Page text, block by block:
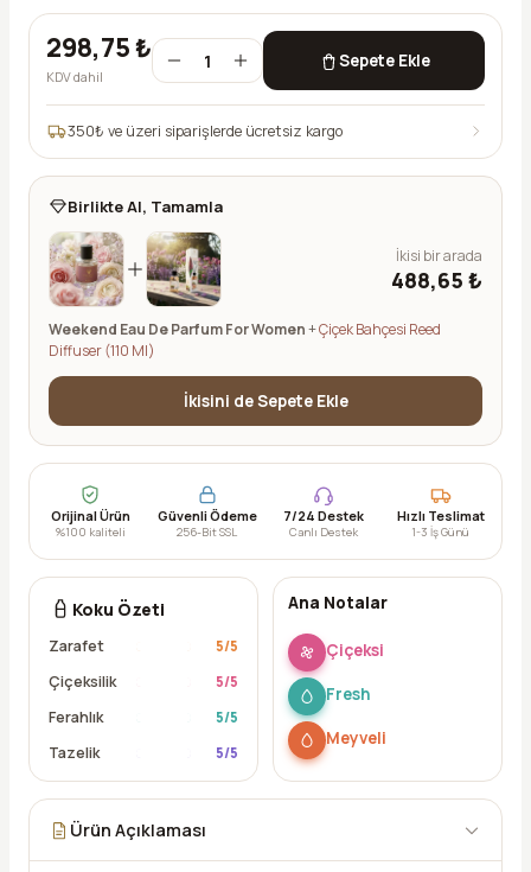
298,75 ₺
KDV dahil
1 Sepete Ekle
350₺ ve üzeri siparişlerde ücretsiz kargo
Birlikte Al, Tamamla
İkisi bir arada
488,65 ₺
Weekend Eau De Parfum For Women+Çiçek Bahçesi Reed
Diffuser (110 Ml)
İkisini de Sepete Ekle
Orijinal Ürün
%100 kaliteli
Güvenli Ödeme
256-Bit SSL
7/24 Destek
Canlı Destek
Hızlı Teslimat
1-3 İş Günü
Koku Özeti
Zarafet 5/5
Çiçeksilik 5/5
Ferahlık 5/5
Tazelik 5/5
Ana Notalar
Çiçeksi
Fresh
Meyveli
Ürün Açıklaması